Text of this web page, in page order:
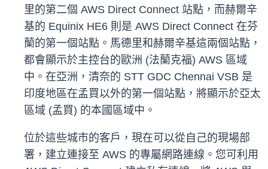
里的第二個 AWS Direct Connect 站點，而赫爾辛
基的 Equinix HE6 則是 AWS Direct Connect 在芬
蘭的第一個站點。馬德里和赫爾辛基這兩個站點，
都會顯示於主控台的歐洲 (法蘭克福) AWS 區域
中。在亞洲，清奈的 STT GDC Chennai VSB 是
印度地區在孟買以外的第一個站點，將顯示於亞太
區域 (孟買) 的本國區域中。
位於這些城市的客戶，現在可以從自己的現場部
署，建立連接至 AWS 的專屬網路連線。您可利用